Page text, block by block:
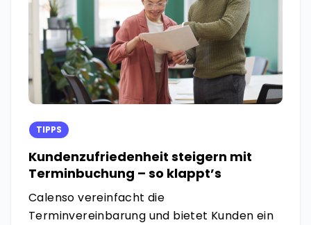
TIPPS
Kundenzufriedenheit steigern mit
Terminbuchung – so klappt’s
Calenso vereinfacht die
Terminvereinbarung und bietet Kunden ein